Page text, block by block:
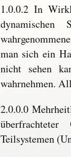
1.0.0.2 In
man sich ein
nicht sehen
wahrnehmen.
2.0.0.0
überfrachteter
Teilsystemen